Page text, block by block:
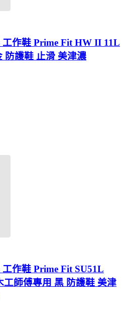
作鞋 Prime Fit HW II 11L
防護鞋 止滑 美津濃
作鞋 Prime Fit SU51L
工師傅專用 黑 防護鞋 美津